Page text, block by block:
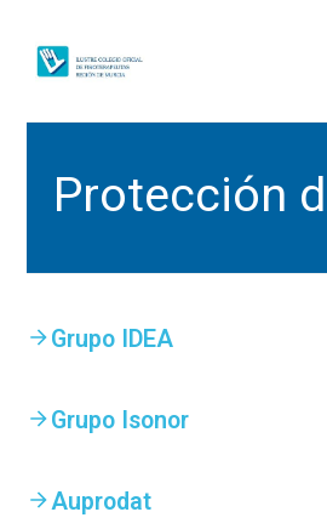
Protección
Grupo IDEA
Grupo Isonor
Auprodat